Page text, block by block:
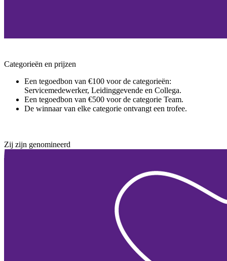
Categorieën en prijzen
Een tegoedbon van €100 voor de categorieën:
Servicemedewerker, Leidinggevende en Collega.
Een tegoedbon van €500 voor de categorie Team.
De winnaar van elke categorie ontvangt een trofee.
Zij zijn genomineerd